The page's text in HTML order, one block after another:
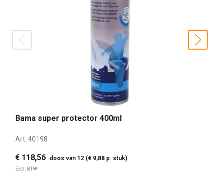
Bama super protector 400ml
Art: 40198
€ 118,56 doos van 12 (€ 9,88 p. stuk)
Excl. BTW
prev next